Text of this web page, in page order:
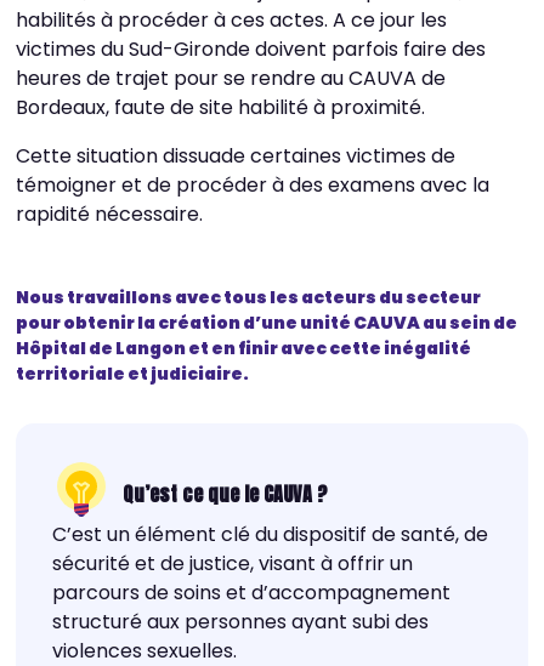
habilités à procéder à ces actes. A ce jour les
victimes du Sud-Gironde doivent parfois faire des
heures de trajet pour se rendre au CAUVA de
Bordeaux, faute de site habilité à proximité.
Cette situation dissuade certaines victimes de
témoigner et de procéder à des examens avec la
rapidité nécessaire.
Nous travaillons avec tous les acteurs du secteur
pour obtenir la création d’une unité CAUVA au sein de
Hôpital de Langon et en finir avec cette inégalité
territoriale et judiciaire.
Qu’est ce que le CAUVA ?
C’est un élément clé du dispositif de santé, de
sécurité et de justice, visant à offrir un
parcours de soins et d’accompagnement
structuré aux personnes ayant subi des
violences sexuelles.